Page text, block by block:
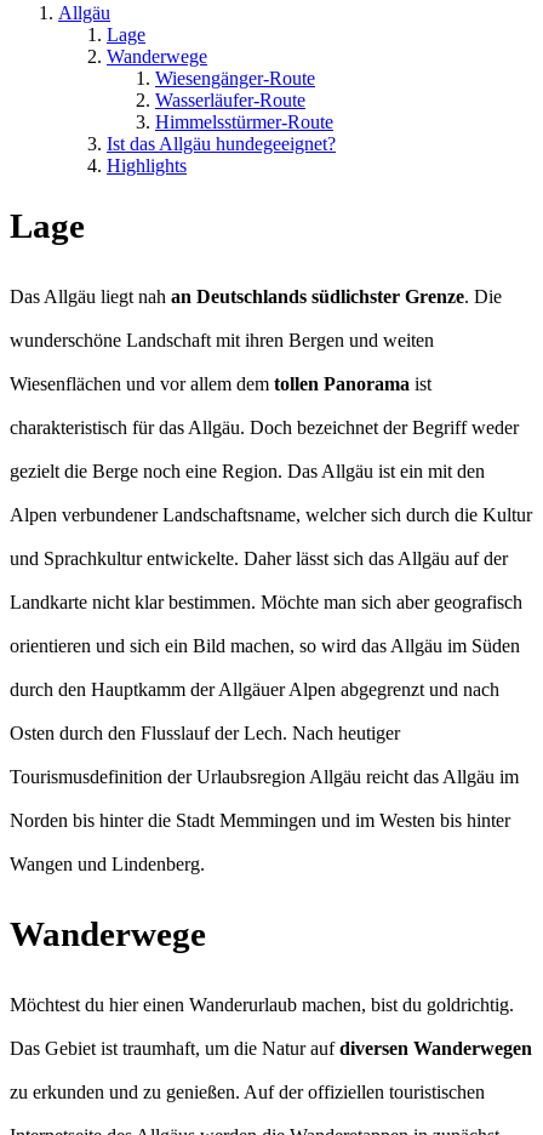
Allgäu
Lage
Wanderwege
Wiesengänger-Route
Wasserläufer-Route
Himmelsstürmer-Route
Ist das Allgäu hundegeeignet?
Highlights
Lage
Das Allgäu liegt nah an Deutschlands südlichster Grenze. Die
wunderschöne Landschaft mit ihren Bergen und weiten
Wiesenflächen und vor allem dem tollen Panorama ist
charakteristisch für das Allgäu. Doch bezeichnet der Begriff weder
gezielt die Berge noch eine Region. Das Allgäu ist ein mit den
Alpen verbundener Landschaftsname, welcher sich durch die Kultur
und Sprachkultur entwickelte. Daher lässt sich das Allgäu auf der
Landkarte nicht klar bestimmen. Möchte man sich aber geografisch
orientieren und sich ein Bild machen, so wird das Allgäu im Süden
durch den Hauptkamm der Allgäuer Alpen abgegrenzt und nach
Osten durch den Flusslauf der Lech. Nach heutiger
Tourismusdefinition der Urlaubsregion Allgäu reicht das Allgäu im
Norden bis hinter die Stadt Memmingen und im Westen bis hinter
Wangen und Lindenberg.
Wanderwege
Möchtest du hier einen Wanderurlaub machen, bist du goldrichtig.
Das Gebiet ist traumhaft, um die Natur aufdiversen Wanderwegen
zu erkunden und zu genießen. Auf der offiziellen touristischen